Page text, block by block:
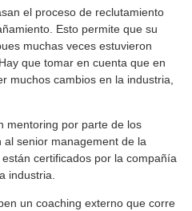
el proceso de reclutamiento
Esto permite que su
muchas veces estuvieron
que tomar en cuenta que en
muchos cambios en la industria,
mentoring por parte de los
senior management de la
certificados por la compañía
industria.
un coaching externo que corre